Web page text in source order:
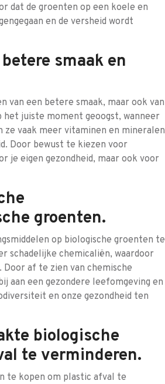
dat de groenten op een koele en
en de versheid wordt
smaak en
van een betere smaak, maar ook van
het juiste moment geoogst, wanneer
ze vaak meer vitaminen en mineralen
Door bewust te kiezen voor
je eigen gezondheid, maar ook voor
groenten.
op biologische groenten te
schadelijke chemicaliën, waardoor
Door af te zien van chemische
aan een gezondere leefomgeving en
en onze gezondheid ten
biologische
te verminderen.
te kopen om plastic afval te